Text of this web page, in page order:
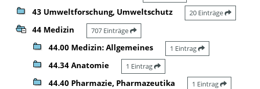
43 Umweltforschung, Umweltschutz 20 Einträge
44 Medizin 707 Einträge
44.00 Medizin: Allgemeines 1 Eintrag
44.34 Anatomie 1 Eintrag
44.40 Pharmazie, Pharmazeutika 1 Eintrag